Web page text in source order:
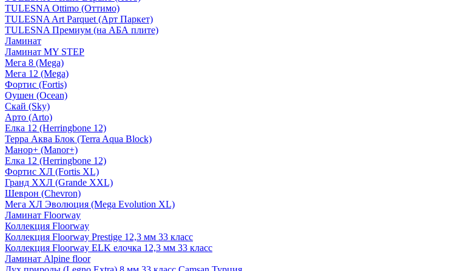
TULESNA Ottimo (Оттимо)
TULESNA Art Parquet (Арт Паркет)
TULESNA Премиум (на АБА плите)
Ламинат
Ламинат MY STEP
Мега 8 (Mega)
Мега 12 (Mega)
Фортис (Fortis)
Оушен (Ocean)
Скай (Sky)
Арто (Arto)
Елка 12 (Herringbone 12)
Терра Аква Блок (Terra Aqua Block)
Манор+ (Manor+)
Елка 12 (Herringbone 12)
Фортис ХЛ (Fortis XL)
Гранд ХХЛ (Grande XXL)
Шеврон (Chevron)
Мега ХЛ Эволюция (Mega Evolution XL)
Ламинат Floorway
Коллекция Floorway
Коллекция Floorway Prestige 12,3 мм 33 класс
Коллекция Floorway ELK елочка 12,3 мм 33 класс
Ламинат Alpine floor